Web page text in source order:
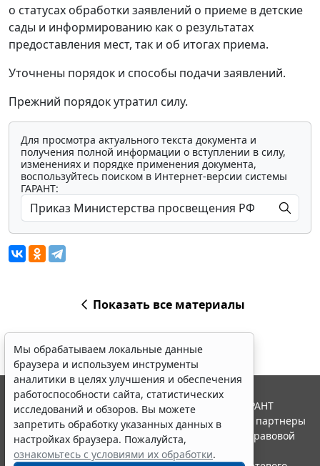
о статусах обработки заявлений о приеме в детские
сады и информированию как о результатах
предоставления мест, так и об итогах приема.
Уточнены порядок и способы подачи заявлений.
Прежний порядок утратил силу.
Для просмотра актуального текста документа и
получения полной информации о вступлении в силу,
изменениях и порядке применения документа,
воспользуйтесь поиском в Интернет-версии системы
ГАРАНТ:
Показать все материалы
Мы обрабатываем локальные данные
браузера и используем инструменты
аналитики в целях улучшения и обеспечения
работоспособности сайта, статистических
исследований и обзоров. Вы можете
запретить обработку указанных данных в
настройках браузера. Пожалуйста,
ознакомьтесь с условиями их обработки.
© ООО "НПП "ГАРАНТ-СЕРВИС", 2026. Система ГАРАНТ
выпускается с 1990 года. Компания "Гарант" и ее партнеры
являются участниками Российской ассоциации правовой
информации ГАРАНТ.